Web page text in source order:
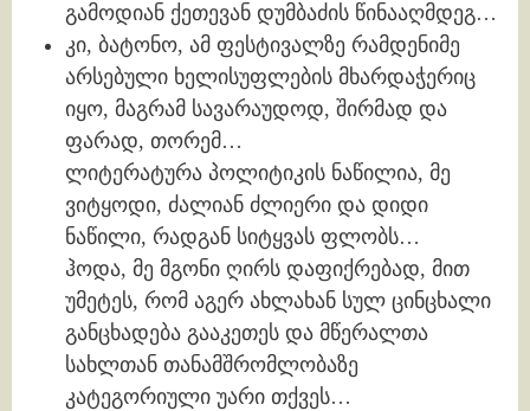
გამოდიან ქეთევან დუმბაძის წინააღმდეგ…
კი, ბატონო, ამ ფესტივალზე რამდენიმე
არსებული ხელისუფლების მხარდაჭერიც
იყო, მაგრამ სავარაუდოდ, შირმად და
ფარად, თორემ…
ლიტერატურა პოლიტიკის ნაწილია, მე
ვიტყოდი, ძალიან ძლიერი და დიდი
ნაწილი, რადგან სიტყვას ფლობს…
ჰოდა, მე მგონი ღირს დაფიქრებად, მით
უმეტეს, რომ აგერ ახლახან სულ ცინცხალი
განცხადება გააკეთეს და მწერალთა
სახლთან თანამშრომლობაზე
კატეგორიული უარი თქვეს…